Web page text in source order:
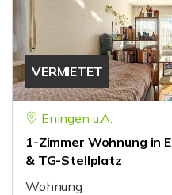
VERMIETET
Eningen u.A.
1-Zimmer Wohnung in
& TG-Stellplatz
Wohnung